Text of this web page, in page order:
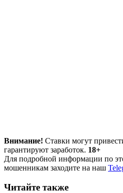
Внимание! Ставки могут
гарантируют заработок. 18+
Для подробной информации по
мошенникам заходите на наш
Читайте также